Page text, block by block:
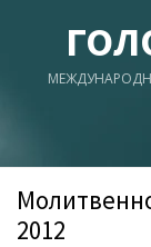
2012